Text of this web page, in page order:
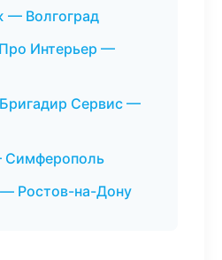
— Волгоград
Интерьер —
Сервис —
Ростов-на-Дону